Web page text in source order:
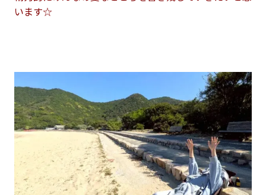
います☆